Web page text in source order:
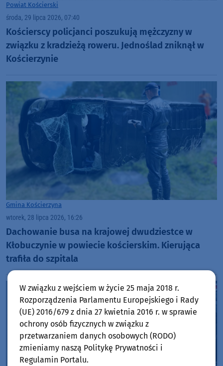
Powiat Kościerski
środa, 29 lipca 2026, 07:40
Kościerscy policjanci poszukują mężczyzny w
związku z kradzieżą roweru. Jednoślad zniknął w
Kościerzynie
Gmina Kościerzyna
wtorek, 28 lipca 2026, 16:26
Dachowanie busa na krajowej dwudziestce w
Kłobuczynie w powiecie kościerskim. Kierująca
trafiła do szpitala
W związku z wejściem w życie 25 maja 2018 r.
Rozporządzenia Parlamentu Europejskiego i Rady
(UE) 2016/679 z dnia 27 kwietnia 2016 r. w sprawie
ochrony osób fizycznych w związku z
przetwarzaniem danych osobowych (RODO)
zmieniamy naszą Politykę Prywatności i
Regulamin Portalu.